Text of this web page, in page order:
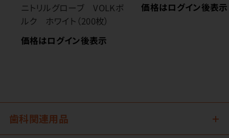
ニトリルグローブ VOLKボ
ルク ホワイト（200枚）
価格はログイン後表示
価格はログイン後表示
歯科関連用品